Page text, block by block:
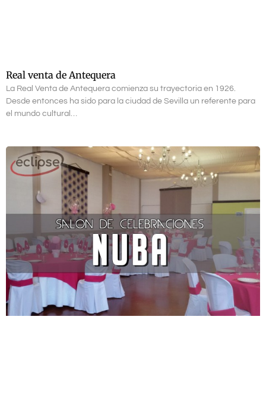
Real venta de Antequera
La Real Venta de Antequera comienza su trayectoria en 1926.
Desde entonces ha sido para la ciudad de Sevilla un referente para
el mundo cultural…